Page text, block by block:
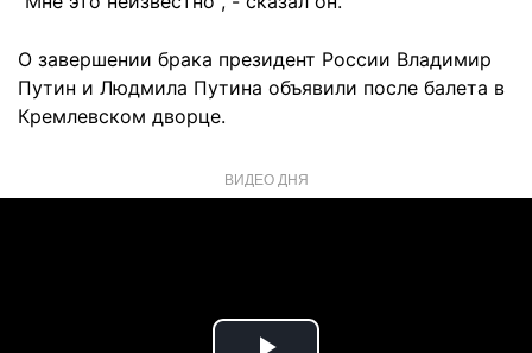
О завершении брака президент России Владимир
Путин и Людмила Путина объявили после балета в
Кремлевском дворце.
ВИДЕО ДНЯ